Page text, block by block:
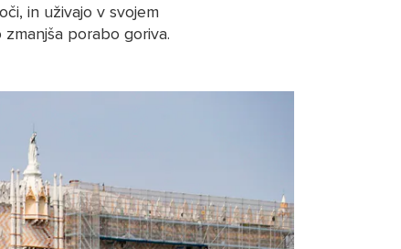
in uživajo v svojem
porabo goriva.